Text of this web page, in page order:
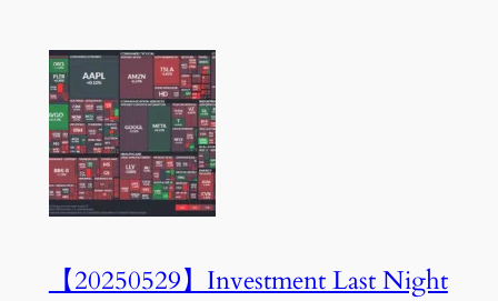
【20250529】Investment Last Night